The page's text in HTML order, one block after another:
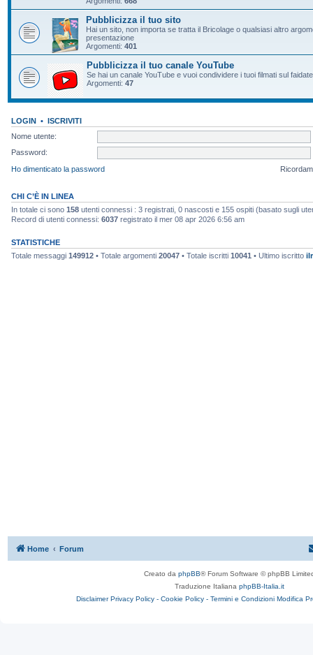
Pubblicizza il tuo sito
Hai un sito, non importa se tratta il Bricolage o qualsiasi altro
presentazione
Argomenti: 401
Pubblicizza il tuo canale YouTube
Se hai un canale YouTube e vuoi condividere i tuoi filmati sul
Argomenti: 47
LOGIN • ISCRIVITI
Nome utente:
Password:
Ho dimenticato la password
CHI C’È IN LINEA
In totale ci sono 158 utenti connessi : 3 registrati, 0 nascosti e 155 ospiti (basato sugli
Record di utenti connessi: 6037 registrato il mer 08 apr 2026 6:56 am
STATISTICHE
Totale messaggi 149912 • Totale argomenti 20047 • Totale iscritti 10041 • Ultimo iscritto
Home Forum
Creato da phpBB® Forum Software © phpBB
Traduzione Italiana phpBB-Italia.it
Disclaimer Privacy Policy - Cookie Policy - Termini e Condizioni Modifica